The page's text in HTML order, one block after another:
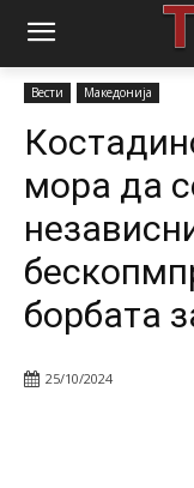
Почетна
Вести Македонија
мора да
борбата
25/10/2024